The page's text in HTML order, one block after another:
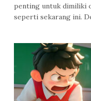
penting untuk dimiliki
seperti sekarang ini.